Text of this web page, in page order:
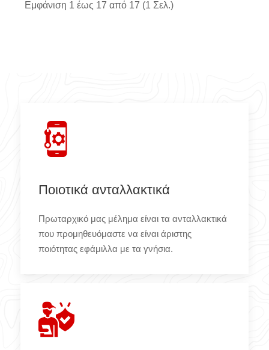
Εμφάνιση 1 έως 17 από 17 (1 Σελ.)
Ποιοτικά ανταλλακτικά
Πρωταρχικό μας μέλημα είναι τα ανταλλακτικά
που προμηθευόμαστε να είναι άριστης
ποιότητας εφάμιλλα με τα γνήσια.